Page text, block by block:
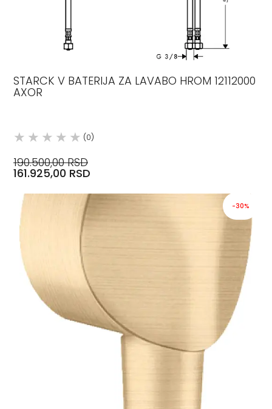
STARCK V BATERIJA ZA LAVABO HROM 12112000
AXOR
(0)
190.500,00 RSD
161.925,00 RSD
-30%